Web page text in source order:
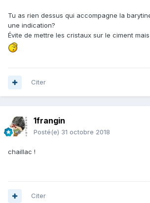
Tu as rien dessus qui accompagne la
une indication?
Évite de mettre les cristaux sur le ciment
Citer
1frangin
Posté(e) 31 octobre 2018
chaillac !
Citer